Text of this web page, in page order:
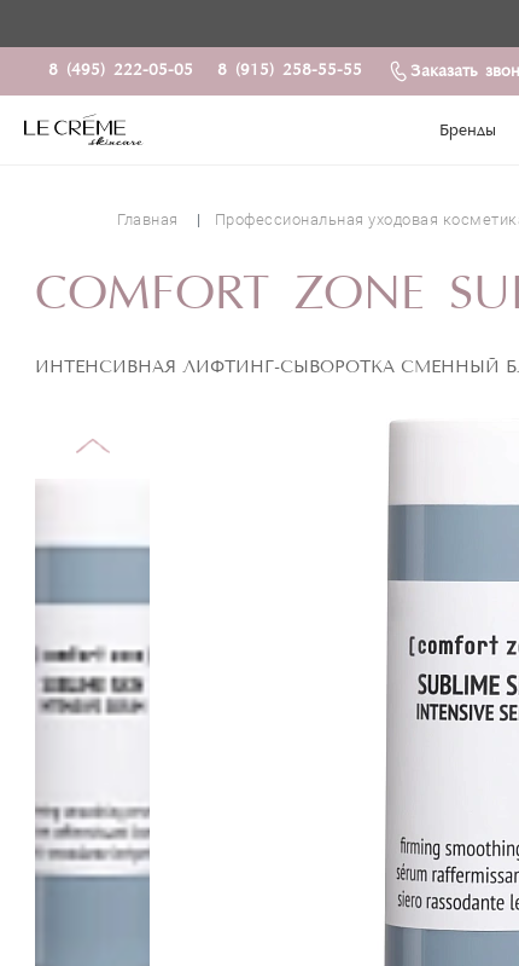
8 (495) 222-05-05 8 (915) 258-55-55 Заказать
Бренды
Главная Профессиональная уходовая
COMFORT ZONE
ИНТЕНСИВНАЯ ЛИФТИНГ-СЫВОРОТКА СМЕННЫЙ